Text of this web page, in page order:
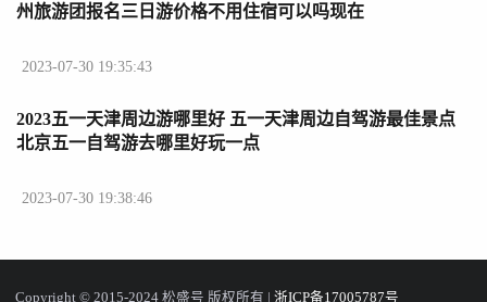
州旅游团报名三日游价格不用住宿可以吗现在
2023-07-30 19:35:43
2023五一天津周边游哪里好 五一天津周边自驾游最佳景点
北京五一自驾游去哪里好玩一点
2023-07-30 19:38:46
Copyright © 2015-2024 松盛号 版权所有 | 浙ICP备17005787号